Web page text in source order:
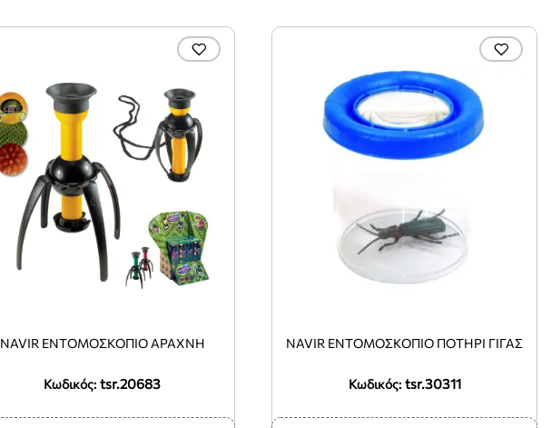
Κωδικός: tsr.20683
NAVIR ΕΝΤΟΜΟΣΚΌΠΙΟ ΑΡΆΧΝΗ
Κωδικός: tsr.30311
NAVIR ΕΝΤΟΜΟΣΚΌΠΙΟ ΠΟΤΉΡΙ ΓΊΓΑΣ